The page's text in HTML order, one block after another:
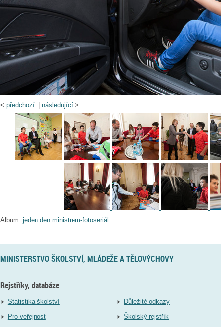
< předchozí| následující>
Album: jeden den ministrem-fotoseriál
MINISTERSTVO ŠKOLSTVÍ, MLÁDEŽE A TĚLOVÝCHOVY
Rejstříky, databáze
Statistika školství
Pro veřejnost
Důležité odkazy
Školský rejstřík